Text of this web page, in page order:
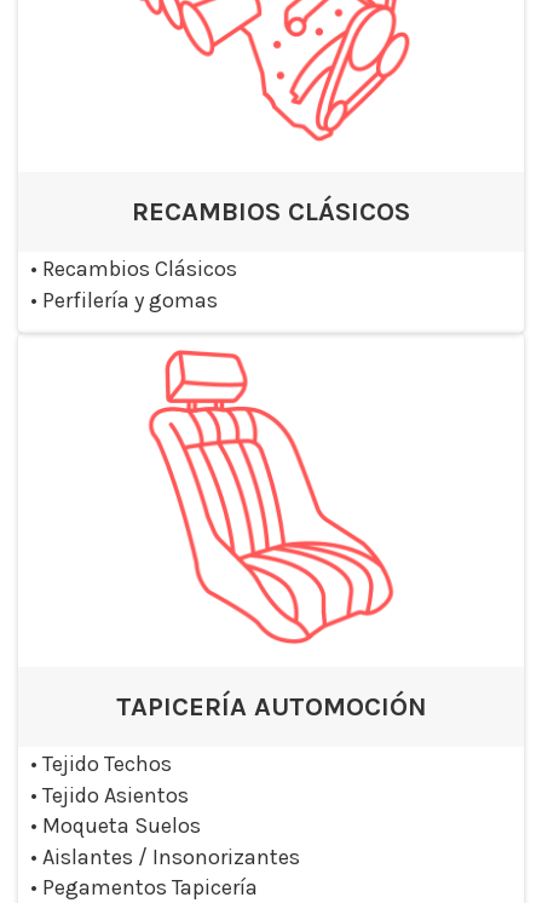
RECAMBIOS CLÁSICOS
• Recambios Clásicos
• Perfilería y gomas
TAPICERÍA AUTOMOCIÓN
• Tejido Techos
• Tejido Asientos
• Moqueta Suelos
• Aislantes / Insonorizantes
• Pegamentos Tapicería